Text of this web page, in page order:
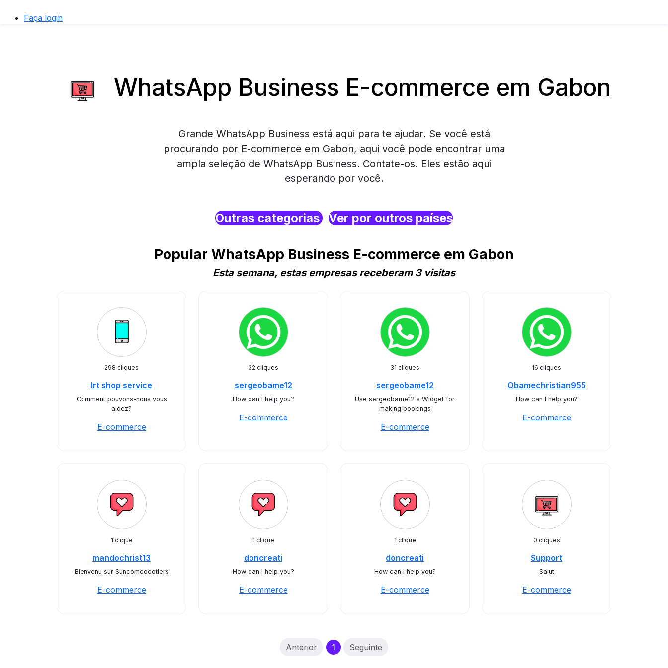
Faça login
WhatsApp Business E-commerce em Gabon
Grande WhatsApp Business está aqui para te ajudar. Se você está
procurando por E-commerce em Gabon, aqui você pode encontrar uma
ampla seleção de WhatsApp Business. Contate-os. Eles estão aqui
esperando por você.
Outras categorias Ver por outros países
Popular WhatsApp Business E-commerce em Gabon
Esta semana, estas empresas receberam 3 visitas
298 cliques
Irt shop service
Comment pouvons-nous vous
aidez?
E-commerce
32 cliques
sergeobame12
How can I help you?
E-commerce
31 cliques
sergeobame12
Use sergeobame12's Widget for
making bookings
E-commerce
16 cliques
Obamechristian955
How can I help you?
E-commerce
1 clique
mandochrist13
Bienvenu sur Suncomcocotiers
E-commerce
1 clique
doncreati
How can I help you?
E-commerce
1 clique
doncreati
How can I help you?
E-commerce
0 cliques
Support
Salut
E-commerce
Anterior 1(current)
Seguinte